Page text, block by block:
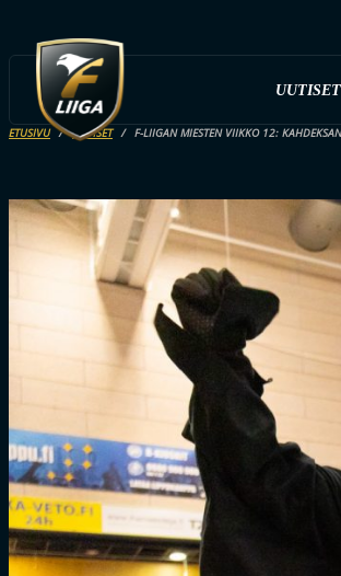
UUTISET
ETUSIVU UUTISET F-LIIGAN MIESTEN VIIKKO 12: